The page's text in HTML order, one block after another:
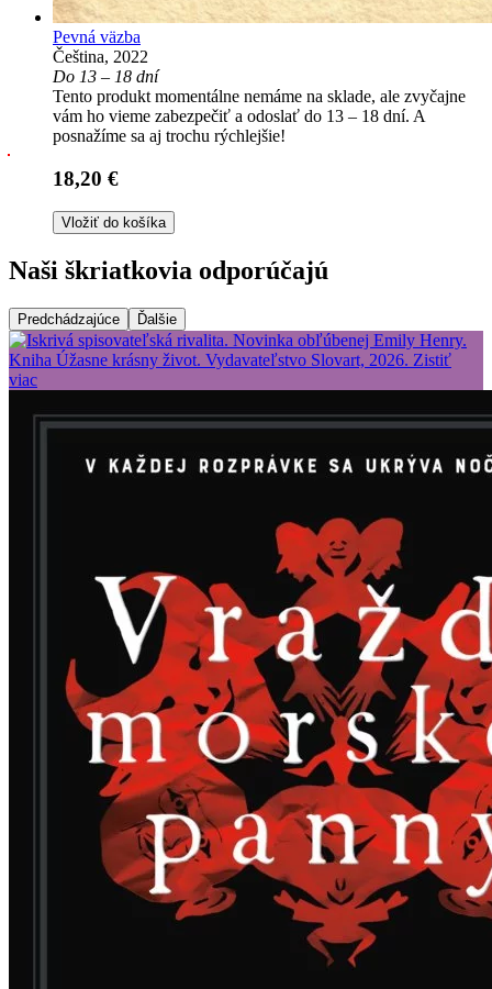
Pevná väzba
Čeština, 2022
Do 13 – 18 dní
Tento produkt momentálne nemáme na sklade, ale zvyčajne
vám ho vieme zabezpečiť a odoslať do 13 – 18 dní. A
posnažíme sa aj trochu rýchlejšie!
18,20 €
Vložiť do košíka
Naši škriatkovia odporúčajú
Predchádzajúce Ďalšie